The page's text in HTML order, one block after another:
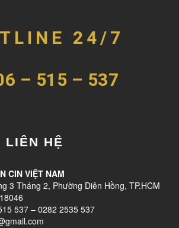
24/7
– 515 – 537
LIÊN HỆ
CIN VIỆT NAM
3 Tháng 2, Phường Diên Hồng, TP.HCM
537 – 0282 2535 537